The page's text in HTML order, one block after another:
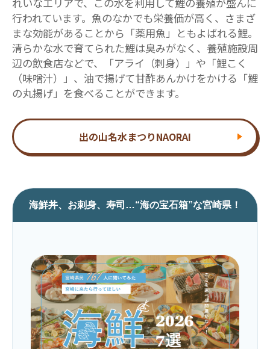
行われています。魚のなかでも栄養価が高く、さまざ
まな効能があることから「薬用魚」ともよばれる鯉。
清らかな水で育てられた鯉は臭みがなく、養殖施設周
辺の飲食店などで、「アライ（刺身）」や「鯉こく
（味噌汁）」、油で揚げて甘酢あんかけをかける「鯉
の丸揚げ」を食べることができます。
出の山名水まつりNAORAI
海鮮丼、お刺身、寿司…“海の宝石箱”な宮崎県！